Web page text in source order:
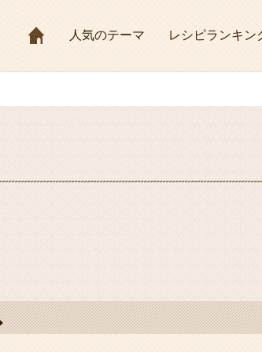
HOME人気のテーマ レシピランキン